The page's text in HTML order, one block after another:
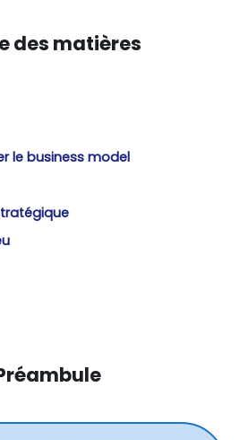
des matières
le business model